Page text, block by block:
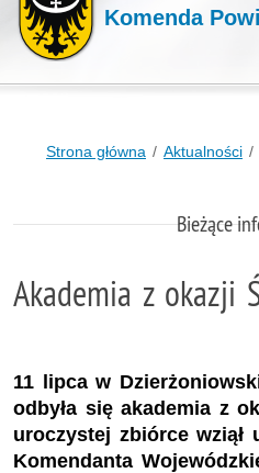
Komenda
Strona główna Aktualności
Bieżące
Akademia z okazji
11 lipca w
odbyła się akademia z
uroczystej zbiórce wziął
Komendanta